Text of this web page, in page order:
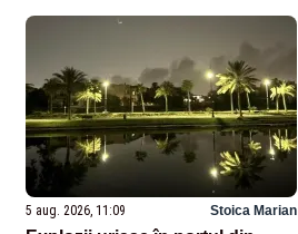
5 aug. 2026, 11:09 Stoica Marian